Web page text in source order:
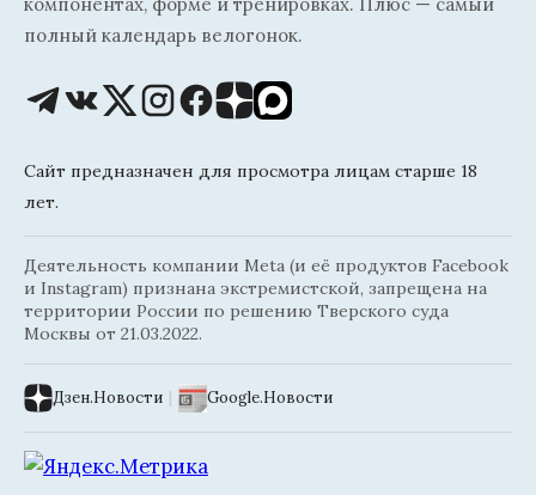
полный календарь велогонок.
Сайт предназначен для просмотра лицам старше 18
лет.
Деятельность компании Meta (и её продуктов Facebook
и Instagram) признана экстремистской, запрещена на
территории России по решению Тверского суда
Москвы от 21.03.2022.
Дзен.Новости | Google.Новости